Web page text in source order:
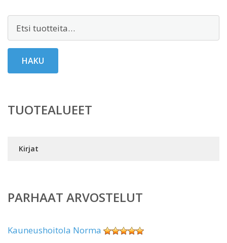
HAKU
TUOTEALUEET
Kirjat
PARHAAT ARVOSTELUT
Kauneushoitola Norma